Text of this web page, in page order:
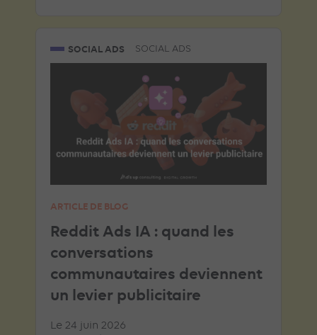
SOCIAL ADS SOCIAL ADS
ARTICLE DE BLOG
Reddit Ads IA : quand les
conversations
communautaires deviennent
un levier publicitaire
Le 24 juin 2026